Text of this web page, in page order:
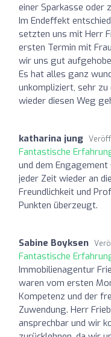
einer Sparkasse oder
Im Endeffekt
setzten uns mit Herr
ersten Termin mit
wir uns gut
Es hat alles ganz
unkompliziert, sehr
wieder diesen Weg
katharina jung
Fantastische
und dem
jeder Zeit wieder an
Freundlichkeit und
Punkten überzeugt.
Sabine Boyksen
Fantastische
Immobilienagentur
waren vom ersten
Kompetenz und der
Zuwendung. Herr
ansprechbar und wir